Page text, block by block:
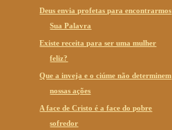
Deus envia profetas para encontrarmos
Sua Palavra
Existe receita para ser uma mulher
feliz?
Que a inveja e o ciúme não determinem
nossas ações
A face de Cristo é a face do pobre
sofredor